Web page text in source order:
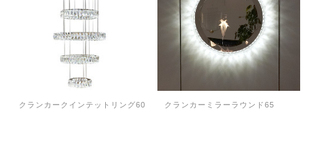
クランカークインテットリング60 クランカーミラーラウンド65